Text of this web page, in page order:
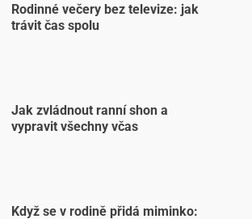
Rodinné večery bez televize: jak
trávit čas spolu
Jak zvládnout ranní shon a
vypravit všechny včas
Když se v rodině přidá miminko: